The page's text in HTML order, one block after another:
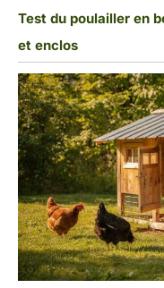
Test du poulailler en
et enclos